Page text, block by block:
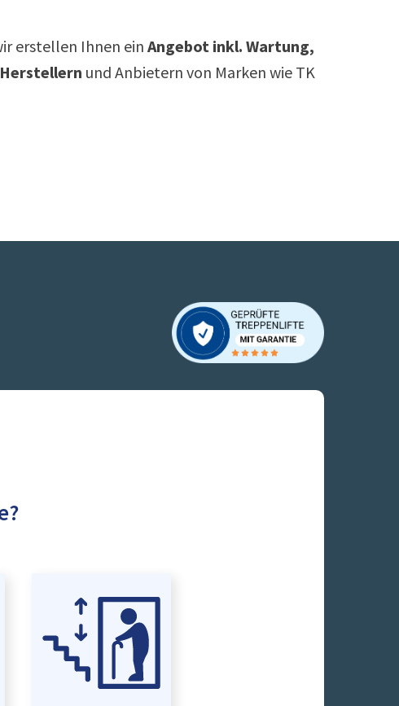
erstellen Ihnen einAngebot inkl. Wartung,
und Anbietern von Marken wie TK